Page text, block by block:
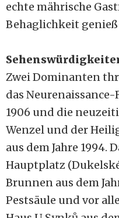
echte mährische
Behaglichkeit
Zwei Dominanten
das Neurenaissance-
1906 und die
Wenzel und der
aus dem Jahre 1994.
Hauptplatz
Brunnen aus dem
Pestsäule und vor